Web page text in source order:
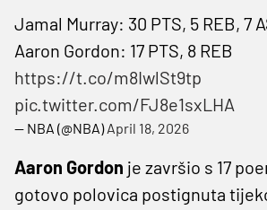
Jamal Murray: 30 PTS, 5 REB, 7
Aaron Gordon: 17 PTS, 8 REB
https://t.co/m8IwlSt9tp
pic.twitter.com/FJ8e1sxLHA
— NBA (@NBA)April 18, 2026
Aaron Gordon je završio s 17
gotovo polovica postignuta